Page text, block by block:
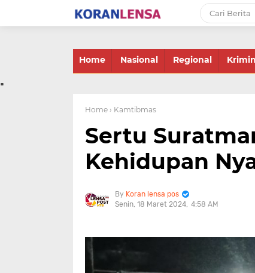
Home Nasional Regional
.
Home › Kamtibmas
Sertu
Kehidupan
Koran lensa pos
Senin, 18 Maret 2024 4:58 AM